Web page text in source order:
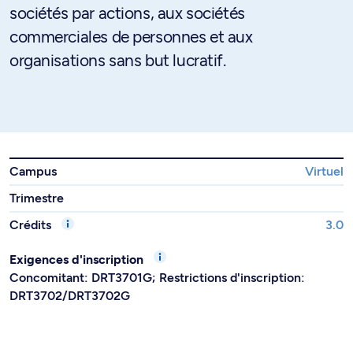
sociétés par actions, aux sociétés
commerciales de personnes et aux
organisations sans but lucratif.
Campus
Virtuel
Trimestre
Crédits
3.0
Exigences d'inscription
Concomitant: DRT3701G; Restrictions d'inscription:
DRT3702/DRT3702G